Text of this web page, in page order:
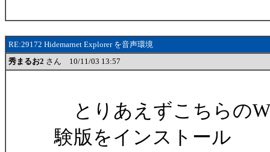
RE:29172 Hidemarnet Explorer を音声環境
秀まるお2 さん 10/11/03 13:57
とりあえずこちらの
験版をインストール